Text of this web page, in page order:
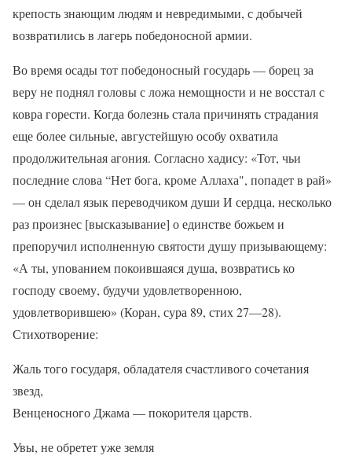
крепость знающим людям и невредимыми, с добычей
возвратились в лагерь победоносной армии.
Во время осады тот победоносный государь — борец за
веру не поднял головы с ложа немощности и не восстал с
ковра горести. Когда болезнь стала причинять страдания
еще более сильные, августейшую особу охватила
продолжительная агония. Согласно хадису: «Тот, чьи
последние слова “Нет бога, кроме Аллаха", попадет в рай»
— он сделал язык переводчиком души И сердца, несколько
раз произнес [высказывание] о единстве божьем и
препоручил исполненную святости душу призывающему:
«А ты, упованием покоившаяся душа, возвратись ко
господу своему, будучи удовлетворенною,
удовлетворившею» (Коран, сура 89, стих 27—28).
Стихотворение:
Жаль того государя, обладателя счастливого сочетания
звезд,
Венценосного Джама — покорителя царств.
Увы, не обретет уже земля